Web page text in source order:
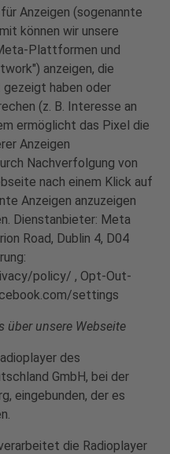
Anzeigen (sogenannte
können wir unsere
Plattformen und
anzeigen, die
haben oder
(z. B. Interesse an
ermöglicht das Pixel die
Anzeigen
Nachverfolgung von
nach einem Klick auf
Anzeigen anzuzeigen
Dienstanbieter: Meta
Road, Dublin 4, D04
policy/ , Opt-Out-
settings
über unsere Webseite
des
GmbH, bei der
eingebunden, der es
die Radioplayer